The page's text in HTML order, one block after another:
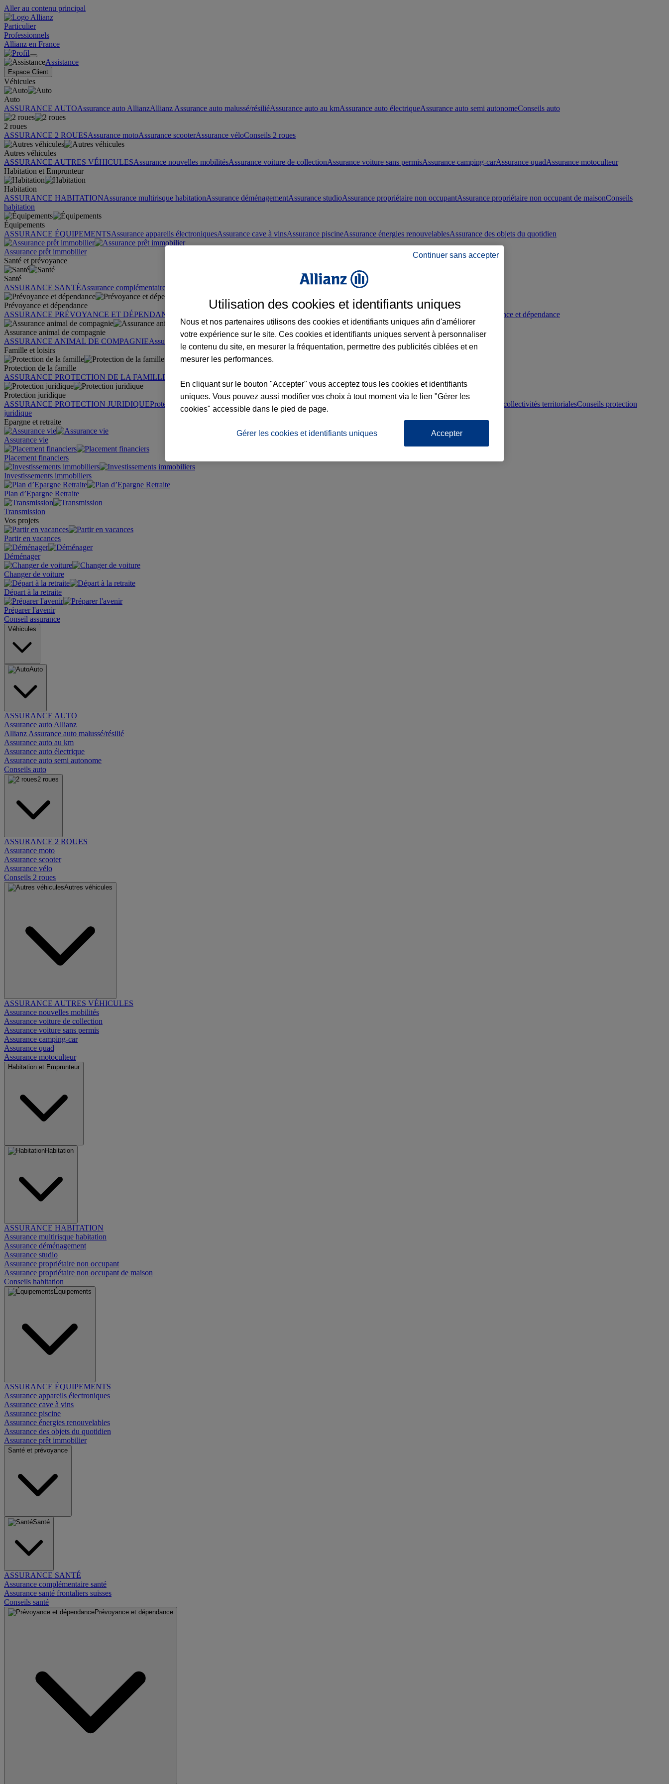
Aller au contenu principal
Particulier
Professionnels
Allianz en France
Assistance
Espace Client
Véhicules
Auto
ASSURANCE AUTOAssurance auto AllianzAllianz Assurance auto malussé/résiliéAssurance auto au kmAssurance auto électriqueAssurance auto semi autonomeConseils auto
2 roues
ASSURANCE 2 ROUESAssurance motoAssurance scooterAssurance véloConseils 2 roues
Autres véhicules
ASSURANCE AUTRES VÉHICULESAssurance nouvelles mobilitésAssurance voiture de collectionAssurance voiture sans permisAssurance camping-carAssurance quadAssurance motoculteur
Habitation et Emprunteur
Habitation
ASSURANCE HABITATIONAssurance multirisque habitationAssurance déménagementAssurance studioAssurance propriétaire non occupantAssurance propriétaire non occupant de maisonConseils
habitation
Équipements
ASSURANCE ÉQUIPEMENTSAssurance appareils électroniquesAssurance cave à vinsAssurance piscineAssurance énergies renouvelablesAssurance des objets du quotidien
Assurance prêt immobilier
Santé et prévoyance
Santé
ASSURANCE SANTÉAssurance complémentaire santé Conseils santé
Prévoyance et dépendance
ASSURANCE PRÉVOYANCE ET DÉPENDANCE
Conseils prévoyance et dépendance
Assurance animal de compagnie
ASSURANCE ANIMAL DE COMPAGNIEAssurance chien Assurance chat
Conseils animal de compagnie
Famille et loisirs
Protection de la famille
ASSURANCE PROTECTION DE LA FAMILLE
Protection juridique
ASSURANCE PROTECTION JURIDIQUEProtection juridique particuliers Protection juridique immobilière Protection juridique collectivités territorialesConseils protection
juridique
Epargne et retraite
Assurance vie
Placement financiers
Investissements immobiliers
Plan d’Epargne Retraite
Transmission
Vos projets
Partir en vacances
Déménager
Changer de voiture
Départ à la retraite
Préparer l'avenir
Conseil assurance
Véhicules
Auto
ASSURANCE AUTO
Assurance auto Allianz
Allianz Assurance auto malussé/résilié
Assurance auto au km
Assurance auto électrique
Assurance auto semi autonome
Conseils auto
2 roues
ASSURANCE 2 ROUES
Assurance moto
Assurance scooter
Assurance vélo
Conseils 2 roues
Autres véhicules
ASSURANCE AUTRES VÉHICULES
Assurance nouvelles mobilités
Assurance voiture de collection
Assurance voiture sans permis
Assurance camping-car
Assurance quad
Assurance motoculteur
Habitation et Emprunteur
Habitation
ASSURANCE HABITATION
Assurance multirisque habitation
Assurance déménagement
Assurance studio
Assurance propriétaire non occupant
Assurance propriétaire non occupant de maison
Conseils habitation
Équipements
ASSURANCE ÉQUIPEMENTS
Assurance appareils électroniques
Assurance cave à vins
Assurance piscine
Assurance énergies renouvelables
Assurance des objets du quotidien
Assurance prêt immobilier
Santé et prévoyance
Santé
ASSURANCE SANTÉ
Assurance complémentaire santé
Assurance santé frontaliers suisses
Conseils santé
Prévoyance et dépendance
Continuer sans accepter
Utilisation des cookies et identifiants uniques
Nous et nos partenaires utilisons des cookies et identifiants uniques afin d'améliorer
votre expérience sur le site. Ces cookies et identifiants uniques servent à personnaliser
le contenu du site, en mesurer la fréquentation, permettre des publicités ciblées et en
mesurer les performances.
En cliquant sur le bouton "Accepter" vous acceptez tous les cookies et identifiants
uniques. Vous pouvez aussi modifier vos choix à tout moment via le lien "Gérer les
cookies" accessible dans le pied de page.
Gérer les cookies et identifiants uniques Accepter